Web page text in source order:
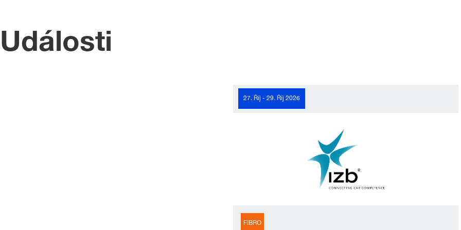
Události
27. Říj - 29. Říj 2026
FIBRO